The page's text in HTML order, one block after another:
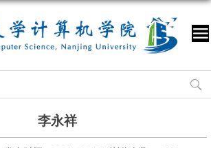
李永祥